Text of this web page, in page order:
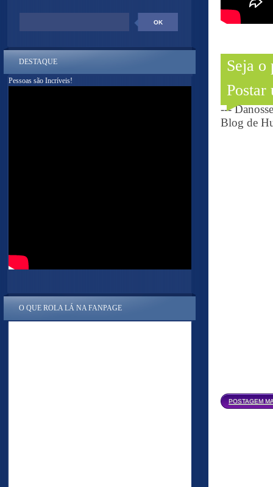
Seja o
Postar
---
Blog de
POSTAGEM
DESTAQUE
Pessoas são Incríveis!
O QUE ROLA LÁ NA FANPAGE